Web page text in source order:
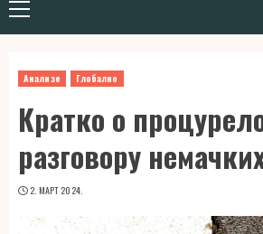
Primary
Menu
Анализе Глобално
Кратко о
разговору
2. МАРТ 2024.